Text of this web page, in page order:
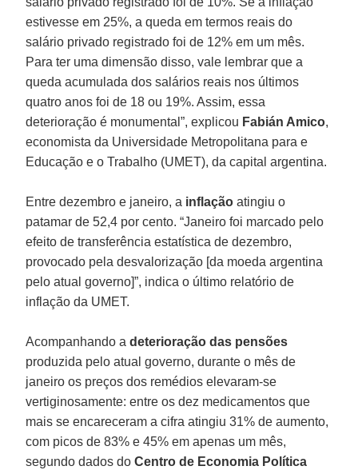
estivesse em 25%, a queda em termos reais do
salário privado registrado foi de 12% em um mês.
Para ter uma dimensão disso, vale lembrar que a
queda acumulada dos salários reais nos últimos
quatro anos foi de 18 ou 19%. Assim, essa
deterioração é monumental”, explicou Fabián Amico,
economista da Universidade Metropolitana para e
Educação e o Trabalho (UMET), da capital argentina.
Entre dezembro e janeiro, a inflação atingiu o
patamar de 52,4 por cento. “Janeiro foi marcado pelo
efeito de transferência estatística de dezembro,
provocado pela desvalorização [da moeda argentina
pelo atual governo]”, indica o último relatório de
inflação da UMET.
Acompanhando adeterioração das pensões
produzida pelo atual governo, durante o mês de
janeiro os preços dos remédios elevaram-se
vertiginosamente: entre os dez medicamentos que
mais se encareceram a cifra atingiu 31% de aumento,
com picos de 83% e 45% em apenas um mês,
segundo dados doCentro de Economia Política